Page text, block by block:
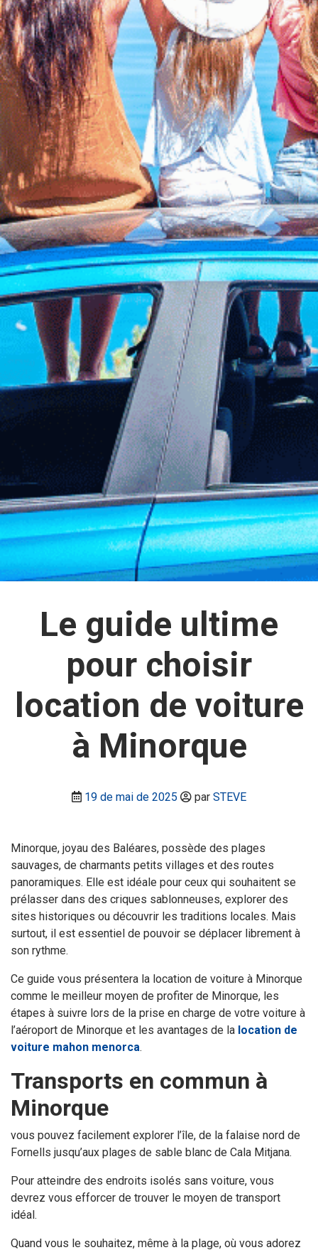
Le guide ultime
pour choisir
location de voiture
à Minorque
19 de mai de 2025 par STEVE
Minorque, joyau des Baléares, possède des plages
sauvages, de charmants petits villages et des routes
panoramiques. Elle est idéale pour ceux qui souhaitent se
prélasser dans des criques sablonneuses, explorer des
sites historiques ou découvrir les traditions locales. Mais
surtout, il est essentiel de pouvoir se déplacer librement à
son rythme.
Ce guide vous présentera la location de voiture à Minorque
comme le meilleur moyen de profiter de Minorque, les
étapes à suivre lors de la prise en charge de votre voiture à
l’aéroport de Minorque et les avantages de la location de
voiture mahon menorca.
Transports en commun à
Minorque
vous pouvez facilement explorer l’île, de la falaise nord de
Fornells jusqu’aux plages de sable blanc de Cala Mitjana.
Pour atteindre des endroits isolés sans voiture, vous
devrez vous efforcer de trouver le moyen de transport
idéal.
Quand vous le souhaitez, même à la plage, où vous adorez